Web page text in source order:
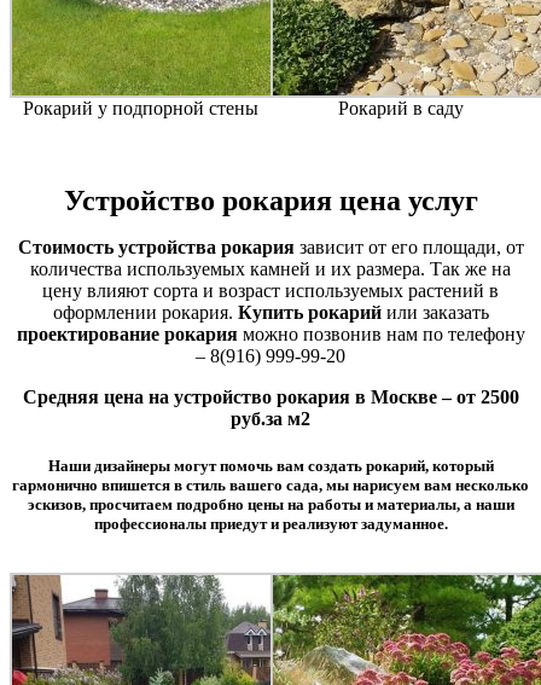
Рокарий у подпорной стены Рокарий в саду
Устройство рокария цена услуг
Стоимость устройства рокариязависит от его площади, от
количества используемых камней и их размера. Так же на
цену влияют сорта и возраст используемых растений в
оформлении рокария. Купить рокарийили заказать
проектирование рокарияможно позвонив нам по телефону
– 8(916) 999-99-20
Средняя цена на устройство рокария в Москве – от 2500
руб.за м2
Наши дизайнеры могут помочь вам создать рокарий, который
гармонично впишется в стиль вашего сада, мы нарисуем вам несколько
эскизов, просчитаем подробно цены на работы и материалы, а наши
профессионалы приедут и реализуют задуманное.